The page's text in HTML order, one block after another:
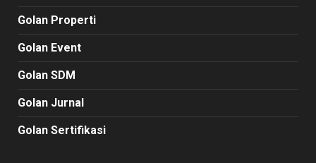
Golan Properti
Golan Event
Golan SDM
Golan Jurnal
Golan Sertifikasi